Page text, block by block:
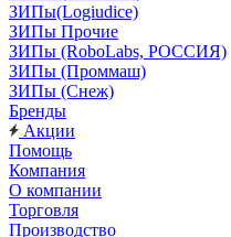
ЗИПы(Logiudice)
ЗИПы Прочие
ЗИПы (RoboLabs, РОССИЯ)
ЗИПы (Проммаш)
ЗИПы (Снеж)
Бренды
Акции
Помощь
Компания
О компании
Торговля
Производство